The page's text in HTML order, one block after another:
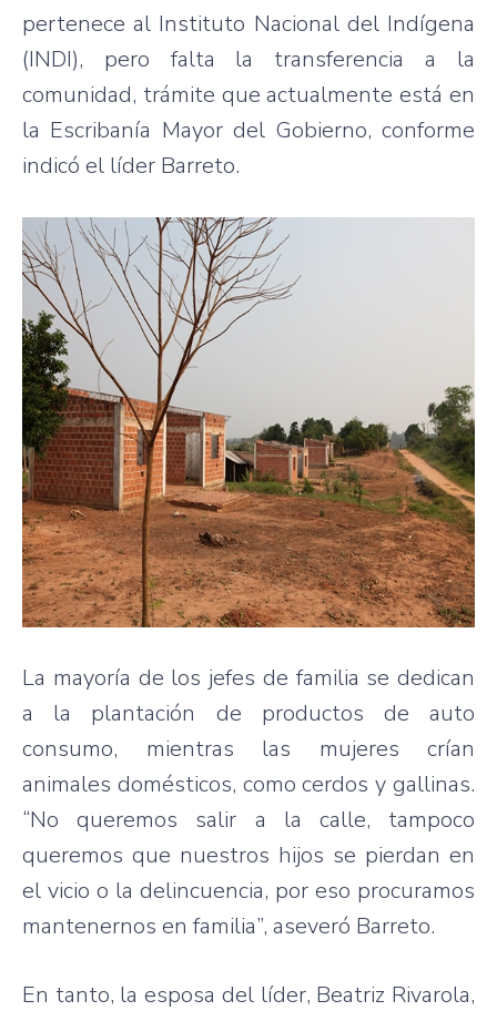
pertenece al Instituto Nacional del Indígena
(INDI), pero falta la transferencia a la
comunidad, trámite que actualmente está en
la Escribanía Mayor del Gobierno, conforme
indicó el líder Barreto.
La mayoría de los jefes de familia se dedican
a la plantación de productos de auto
consumo, mientras las mujeres crían
animales domésticos, como cerdos y gallinas.
“No queremos salir a la calle, tampoco
queremos que nuestros hijos se pierdan en
el vicio o la delincuencia, por eso procuramos
mantenernos en familia”, aseveró Barreto.
En tanto, la esposa del líder, Beatriz Rivarola,